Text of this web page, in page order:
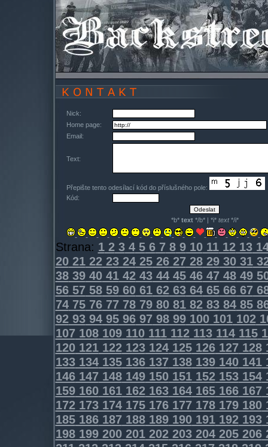
Nick:
Home page:
Email:
Text:
Přepište tento odesílací kód do příslušného pole:
Kód:
*b* text*/b* | *i* text*/i*
Strana: 12345678910111213
202122232425262728293031
383940414243444546474849
565758596061626364656667
747576777879808182838485
9293949596979899100101102
107108109110111112113114115
120121122123124125126127128
133134135136137138139140141
146147148149150151152153154
159160161162163164165166167
172173174175176177178179180
185186187188189190191192193
198199200201202203204205206